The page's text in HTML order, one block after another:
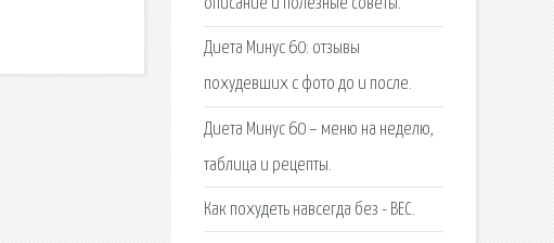
описание и полезные советы.
Диета Минус 60: отзывы
похудевших с фото до и после.
Диета Минус 60 – меню на неделю,
таблица и рецепты.
Как похудеть навсегда без - ВЕС.